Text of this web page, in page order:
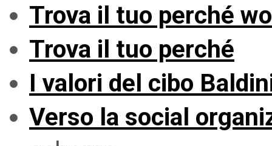
Trova il tuo perché
Trova il tuo perché
I valori del cibo
Verso la social